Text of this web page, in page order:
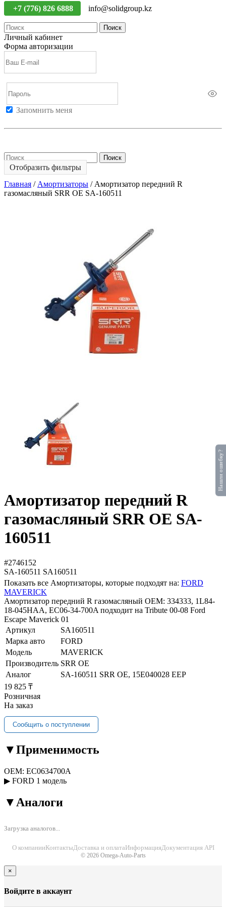
+7 (776) 826 6888 info@solidgroup.kz
Поиск
Личный кабинет
Форма авторизации
Запомнить меня
Поиск
Отобразить фильтры
Главная / Амортизаторы / Амортизатор передний R
газомасляный SRR OE SA-160511
Амортизатор передний R
газомасляный SRR OE SA-
160511
#2746152
SA-160511 SA160511
Показать все Амортизаторы, которые подходят на: FORD
MAVERICK
Амортизатор передний R газомасляный OEM: 334333, 1L84-
18-045HAA, EC06-34-700A подходит на Tribute 00-08 Ford
Escape Maverick 01
Артикул
SA160511
Марка авто
FORD
Модель
MAVERICK
Производитель SRR OE
Аналог
SA-160511 SRR OE, 15E040028 EEP
19 825 ₸
Розничная
На заказ
Сообщить о поступлении
▼Применимость
OEM: EC0634700A
▶ FORD 1 модель
▼ Аналоги
Загрузка аналогов...
О компанииКонтактыДоставка и оплатаИнформацияДокументация API
© 2026 Omega-Auto-Parts
×
Войдите в аккаунт
Нашли ошибку?